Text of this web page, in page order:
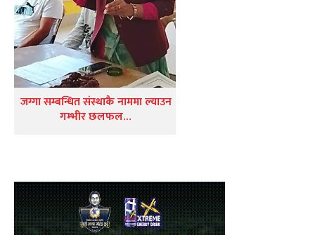
जग्गा सम्बन्धित संस्थाकै नाममा ल्याउन
गम्भीर छलफल…